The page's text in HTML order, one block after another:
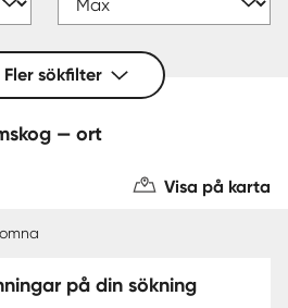
Fler sökfilter
salu - Ånimskog — ort
Visa på karta
på din sökning